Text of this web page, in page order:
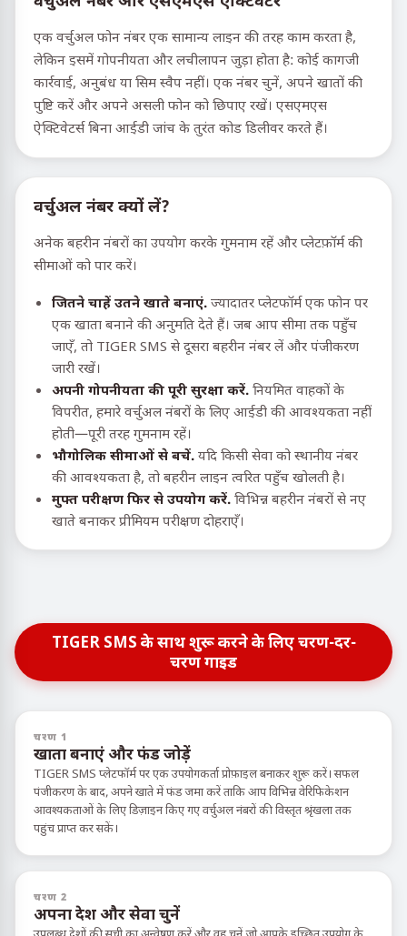
एक वर्चुअल फोन नंबर एक सामान्य लाइन की तरह काम करता है,
लेकिन इसमें गोपनीयता और लचीलापन जुड़ा होता है: कोई कागजी
कार्रवाई, अनुबंध या सिम स्वैप नहीं। एक नंबर चुनें, अपने खातों की
पुष्टि करें और अपने असली फोन को छिपाए रखें। एसएमएस
ऐक्टिवेटर्स बिना आईडी जांच के तुरंत कोड डिलीवर करते हैं।
वर्चुअल नंबर क्यों लें?
अनेक बहरीन नंबरों का उपयोग करके गुमनाम रहें और प्लेटफ़ॉर्म की
सीमाओं को पार करें।
जितने चाहें उतने खाते बनाएं. ज्यादातर प्लेटफॉर्म एक फोन पर
एक खाता बनाने की अनुमति देते हैं। जब आप सीमा तक पहुँच
जाएँ, तो TIGER SMS से दूसरा बहरीन नंबर लें और पंजीकरण
जारी रखें।
अपनी गोपनीयता की पूरी सुरक्षा करें. नियमित वाहकों के
विपरीत, हमारे वर्चुअल नंबरों के लिए आईडी की आवश्यकता नहीं
होती—पूरी तरह गुमनाम रहें।
भौगोलिक सीमाओं से बचें. यदि किसी सेवा को स्थानीय नंबर
की आवश्यकता है, तो बहरीन लाइन त्वरित पहुँच खोलती है।
मुफ्त परीक्षण फिर से उपयोग करें. विभिन्न बहरीन नंबरों से नए
खाते बनाकर प्रीमियम परीक्षण दोहराएँ।
TIGER SMS के साथ शुरू करने के लिए चरण-दर-
चरण गाइड
चरण 1
खाता बनाएं और फंड जोड़ें
TIGER SMS प्लेटफॉर्म पर एक उपयोगकर्ता प्रोफ़ाइल बनाकर शुरू करें। सफल
पंजीकरण के बाद, अपने खाते में फंड जमा करें ताकि आप विभिन्न वेरिफिकेशन
आवश्यकताओं के लिए डिज़ाइन किए गए वर्चुअल नंबरों की विस्तृत श्रृंखला तक
पहुंच प्राप्त कर सकें।
चरण 2
अपना देश और सेवा चुनें